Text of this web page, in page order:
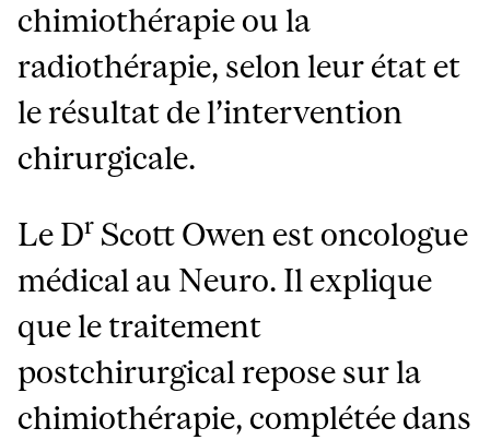
chimiothérapie ou la
radiothérapie, selon leur état et
le résultat de l’intervention
chirurgicale.
Le Dr Scott Owen est oncologue
médical au Neuro. Il explique
que le traitement
postchirurgical repose sur la
chimiothérapie, complétée dans